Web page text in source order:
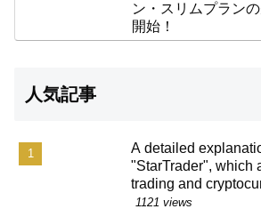
ン・スリムプラン
開始！
人気記事
A detailed
"StarTrader", which
trading and
1121 views